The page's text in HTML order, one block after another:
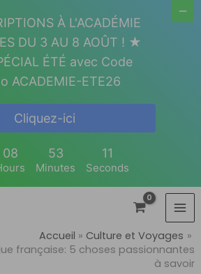
Accueil
Culture et Voyages
française: 5 choses passionnantes
à savoir
À L'ACADÉMIE
DU 3 AU 8 AOÛT ! ★
ÉTÉ avec Code
ACADEMIE-ETE26
Cliquez-ici
08 53
Minutes
09
Seconds